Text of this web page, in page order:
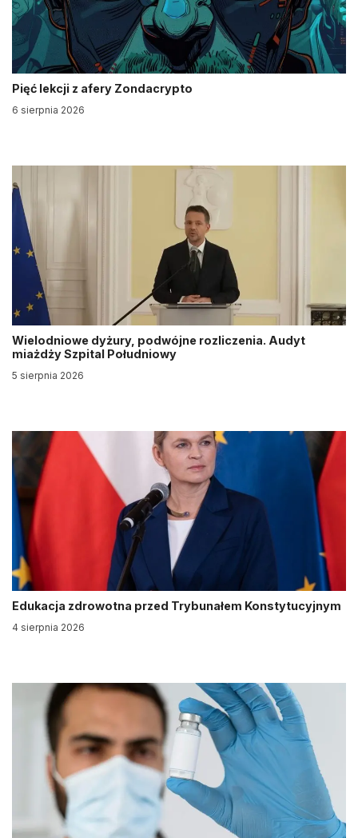
Pięć lekcji z afery Zondacrypto
6 sierpnia 2026
Wielodniowe dyżury, podwójne rozliczenia. Audyt
miażdży Szpital Południowy
5 sierpnia 2026
Edukacja zdrowotna przed Trybunałem Konstytucyjnym
4 sierpnia 2026